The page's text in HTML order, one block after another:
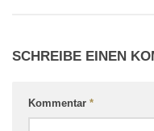
SCHREIBE EINEN
Kommentar *